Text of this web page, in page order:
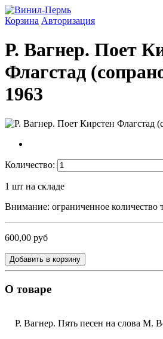
Корзина Авторизация
Р. Вагнер. Поет
Флагстад
1963
Количество:
1 шт на складе
Внимание: ограниченное количество
600,00 руб
Добавить в корзину
О товаре
Р. Вагнер. Пять песен на слова М.